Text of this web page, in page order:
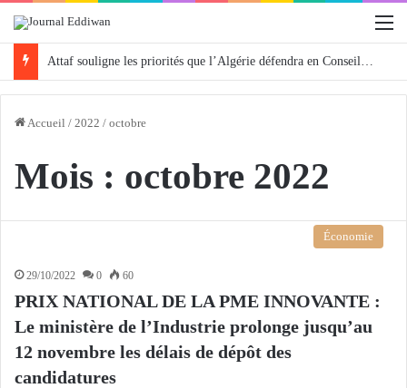
Attaf souligne les priorités que l’Algérie défendra en Conseil de sécurité « avec rigueur et engagement »
Accueil / 2022 / octobre
Mois : octobre 2022
Économie
29/10/2022 0 60
PRIX NATIONAL DE LA PME INNOVANTE :
Le ministère de l’Industrie prolonge jusqu’au
12 novembre les délais de dépôt des
candidatures